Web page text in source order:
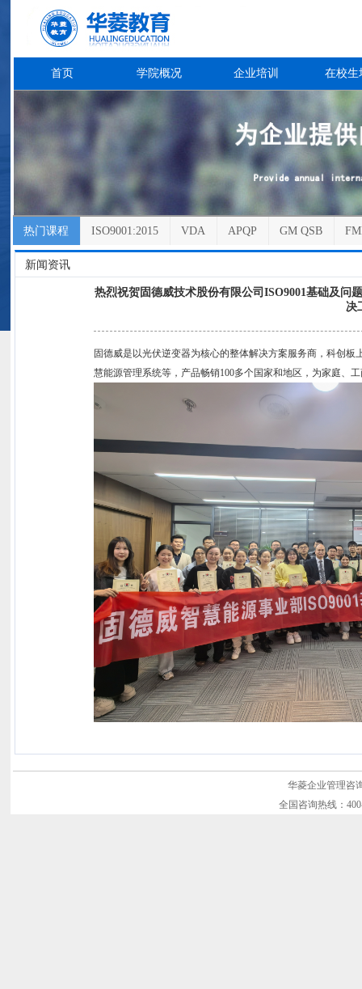
首页 学院概况 企业培训 在校生
热门课程 ISO9001:2015 VDA APQP GM QSB
新闻资讯
热烈祝贺固德威技术股份有限公司ISO9001基础及问
决
固德威是以光伏逆变器为核心的整体解决方案服务商，科创
慧能源管理系统等，产品畅销100多个国家和地区，为家庭、
华菱企业管理咨
全国咨询热线：